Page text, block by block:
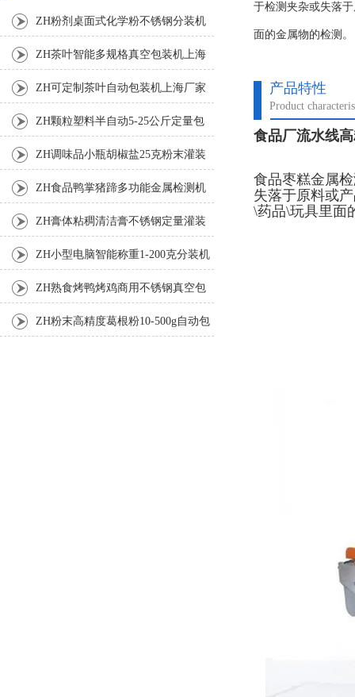
于检测夹杂或失落
面的金属物的检测。
产品特性
Product
食品厂流水线
食品枣糕金属
失落于原料或
\药品\玩具里面
ZH粉剂桌面式化学粉不锈钢分装机
ZH茶叶智能多规格真空包装机上海
厂家 ZH可定制茶叶自动包装机上海厂家
ZH颗粒塑料半自动5-25公斤定量包
装机 ZH调味品小瓶胡椒盐25克粉末灌装
ZH食品鸭掌猪蹄多功能金属检测机
ZH膏体粘稠清洁膏不锈钢定量灌装
机厂家 ZH小型电脑智能称重1-200克分装机
ZH熟食烤鸭烤鸡商用不锈钢真空包
装机 ZH粉末高精度葛根粉10-500g自动包